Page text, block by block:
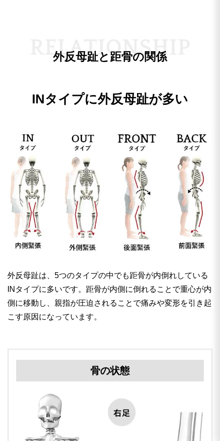
外反母趾と距骨の関係
ELATIONSH
INタイプに外反母趾が多い
外反母趾は、5つのタイプの中でも距骨が内倒れしている
INタイプに多いです。距骨が内側に倒れることで重心が内
側に移動し、親指が圧迫されることで痛みや変形を引き起
こす原因になっています。
骨の状態